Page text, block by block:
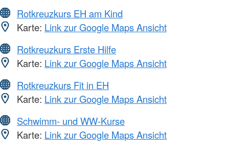
Rotkreuzkurs EH am Kind
Karte: Link zur Google Maps Ansicht
Rotkreuzkurs Erste Hilfe
Karte: Link zur Google Maps Ansicht
Rotkreuzkurs Fit in EH
Karte: Link zur Google Maps Ansicht
Schwimm- und WW-Kurse
Karte: Link zur Google Maps Ansicht